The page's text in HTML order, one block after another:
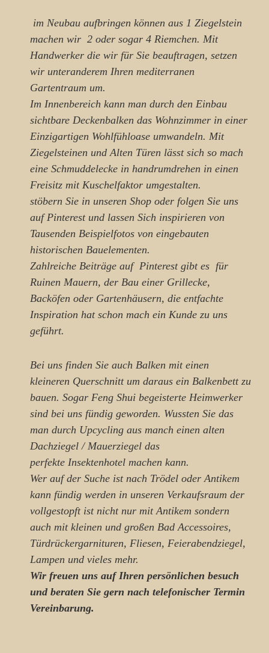
im Neubau aufbringen können aus 1 Ziegelstein
machen wir 2 oder sogar 4 Riemchen. Mit
Handwerker die wir für Sie beauftragen, setzen
wir unteranderem Ihren mediterranen
Gartentraum um.
Im Innenbereich kann man durch den Einbau
sichtbare Deckenbalken das Wohnzimmer in einer
Einzigartigen Wohlfühloase umwandeln. Mit
Ziegelsteinen und Alten Türen lässt sich so mach
eine Schmuddelecke in handrumdrehen in einen
Freisitz mit Kuschelfaktor umgestalten.
stöbern Sie in unseren Shop oder folgen Sie uns
auf Pinterest und lassen Sich inspirieren von
Tausenden Beispielfotos von eingebauten
historischen Bauelementen.
Zahlreiche Beiträge auf Pinterest gibt es für
Ruinen Mauern, der Bau einer Grillecke,
Backöfen oder Gartenhäusern, die entfachte
Inspiration hat schon mach ein Kunde zu uns
geführt.
Bei uns finden Sie auch Balken mit einen
kleineren Querschnitt um daraus ein Balkenbett zu
bauen. Sogar Feng Shui begeisterte Heimwerker
sind bei uns fündig geworden. Wussten Sie das
man durch Upcycling aus manch einen alten
Dachziegel / Mauerziegel das
perfekte Insektenhotel machen kann.
Wer auf der Suche ist nach Trödel oder Antikem
kann fündig werden in unseren Verkaufsraum der
vollgestopft ist nicht nur mit Antikem sondern
auch mit kleinen und großen Bad Accessoires,
Türdrückergarnituren, Fliesen, Feierabendziegel,
Lampen und vieles mehr.
Wir freuen uns auf Ihren persönlichen besuch
und beraten Sie gern nach telefonischer Termin
Vereinbarung.